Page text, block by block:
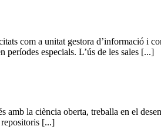
com a unitat gestora d’informació i
especials. L’ús de les sales [...]
la ciència oberta, treballa en el
[...]